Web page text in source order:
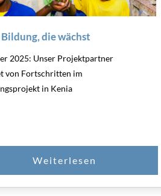
die wächst
2025: Unser Projektpartner
von Fortschritten im
in Kenia